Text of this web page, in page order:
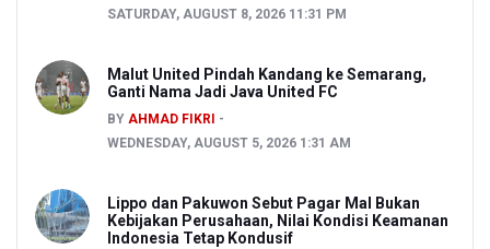
SATURDAY, AUGUST 8, 2026 11:31 PM
Malut United Pindah Kandang ke Semarang,
Ganti Nama Jadi Java United FC
BY AHMAD FIKRI
WEDNESDAY, AUGUST 5, 2026 1:31 AM
Lippo dan Pakuwon Sebut Pagar Mal Bukan
Kebijakan Perusahaan, Nilai Kondisi Keamanan
Indonesia Tetap Kondusif